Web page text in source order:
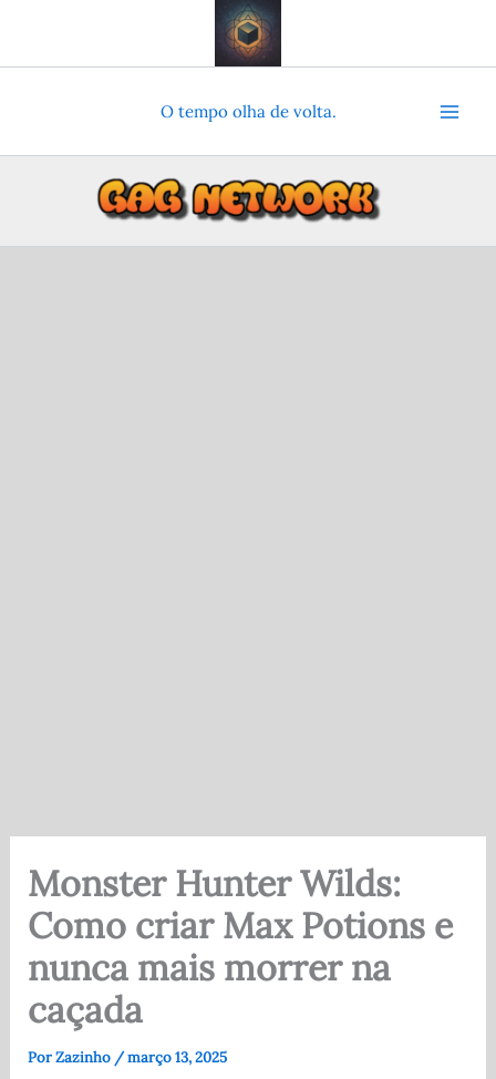
o
O tempo olha de volta.
Monster Hunter Wilds:
Como criar Max Potions e
nunca mais morrer na
caçada
PorZazinho /março 13, 2025